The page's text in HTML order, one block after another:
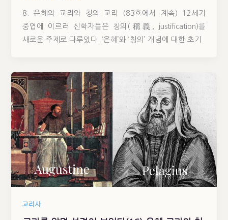
8. 은혜의 교리와 칭의 교리 (83호에서 계속) 12세기
중엽에 이르러 신학자들은 칭의(稱義, justification)를
새로운 주제로 다루었다. ‘은혜’와 ‘칭의’ 개념에 대한 초기
교리사